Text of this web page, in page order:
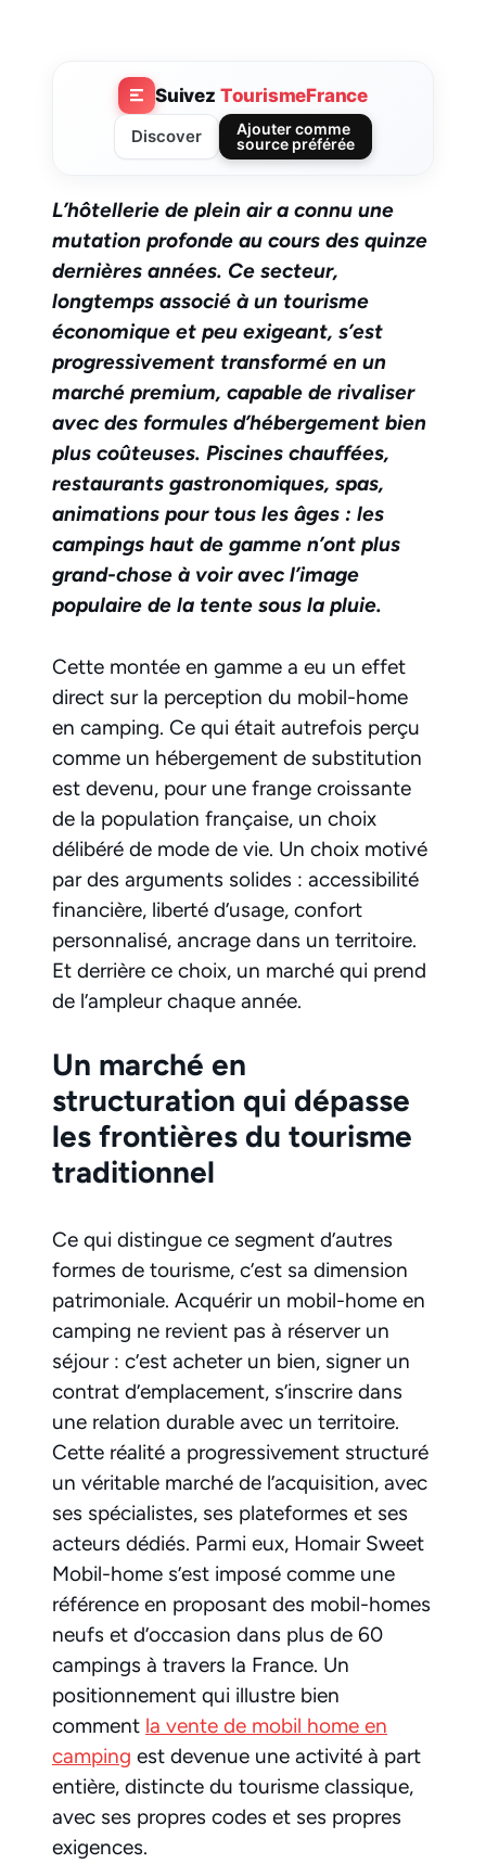
Suivez TourismeFrance
Discover
Ajouter comme
source préférée
L’hôtellerie de plein air a connu une
mutation profonde au cours des quinze
dernières années. Ce secteur,
longtemps associé à un tourisme
économique et peu exigeant, s’est
progressivement transformé en un
marché premium, capable de rivaliser
avec des formules d’hébergement bien
plus coûteuses. Piscines chauffées,
restaurants gastronomiques, spas,
animations pour tous les âges : les
campings haut de gamme n’ont plus
grand-chose à voir avec l’image
populaire de la tente sous la pluie.
Cette montée en gamme a eu un effet
direct sur la perception du mobil-home
en camping. Ce qui était autrefois perçu
comme un hébergement de substitution
est devenu, pour une frange croissante
de la population française, un choix
délibéré de mode de vie. Un choix motivé
par des arguments solides : accessibilité
financière, liberté d’usage, confort
personnalisé, ancrage dans un territoire.
Et derrière ce choix, un marché qui prend
de l’ampleur chaque année.
Un marché en
structuration qui dépasse
les frontières du tourisme
traditionnel
Ce qui distingue ce segment d’autres
formes de tourisme, c’est sa dimension
patrimoniale. Acquérir un mobil-home en
camping ne revient pas à réserver un
séjour : c’est acheter un bien, signer un
contrat d’emplacement, s’inscrire dans
une relation durable avec un territoire.
Cette réalité a progressivement structuré
un véritable marché de l’acquisition, avec
ses spécialistes, ses plateformes et ses
acteurs dédiés. Parmi eux, Homair Sweet
Mobil-home s’est imposé comme une
référence en proposant des mobil-homes
neufs et d’occasion dans plus de 60
campings à travers la France. Un
positionnement qui illustre bien
comment la vente de mobil home en
camping est devenue une activité à part
entière, distincte du tourisme classique,
avec ses propres codes et ses propres
exigences.